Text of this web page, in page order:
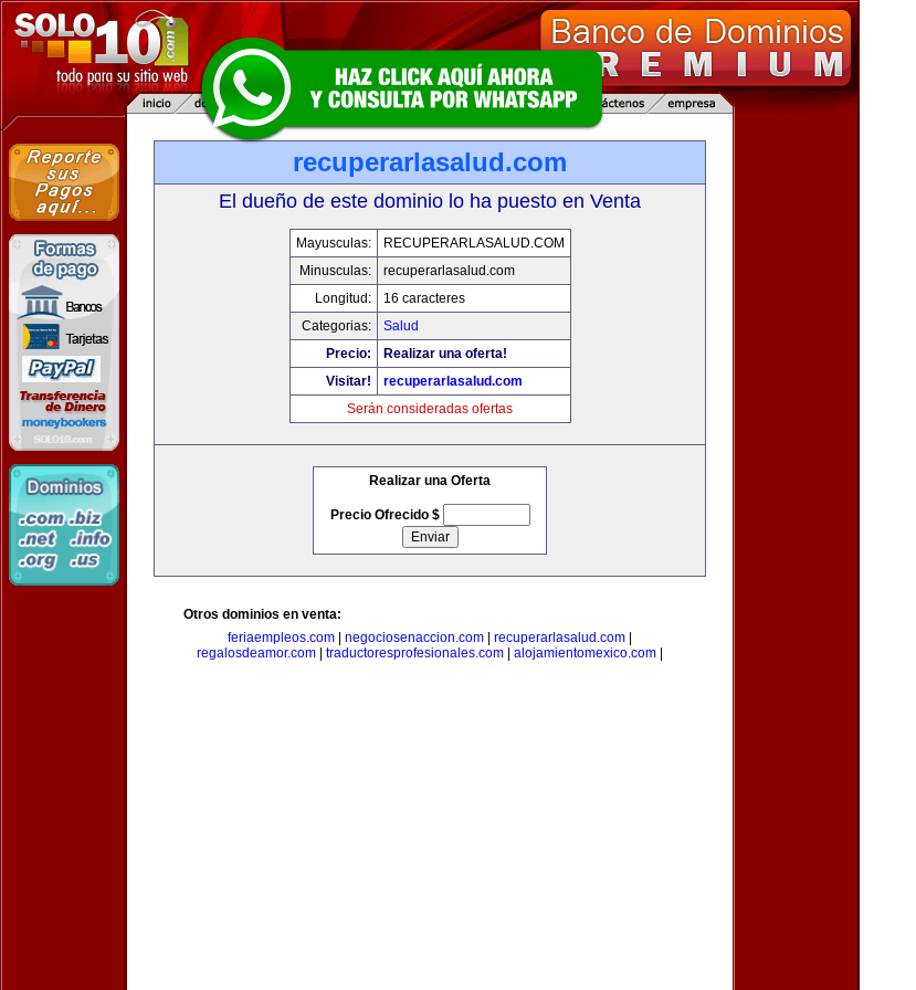
recuperarlasalud.com
El dueño de este dominio lo ha puesto en Venta
Mayusculas:
RECUPERARLASALUD.COM
Minusculas:
recuperarlasalud.com
Longitud:
16 caracteres
Categorias:
Salud
Precio:
Realizar una oferta!
Visitar!
recuperarlasalud.com
Serán consideradas ofertas
Realizar una Oferta
Precio Ofrecido $
Otros dominios en venta:
feriaempleos.com
negociosenaccion.com recuperarlasalud.com
regalosdeamor.com
traductoresprofesionales.com alojamientomexico.com